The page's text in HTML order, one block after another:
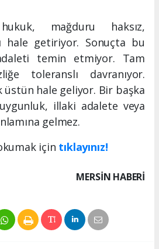
mağduru haksız,
hale getiriyor. Sonuçta bu
temin etmiyor. Tam
toleranslı davranıyor.
üstün hale geliyor. Bir başka
illaki adalete veya
gelmez.
için tıklayınız!
MERSIN HABERİ